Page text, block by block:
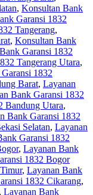
, Konsultan Bank
Garansi 1832
Tangerang,
, Konsultan Bank
Garansi 1832
Tangerang Utara,
1832
Barat, Layanan
Bank Garansi 1832
Bandung Utara,
Bank Garansi 1832
Selatan, Layanan
Garansi 1832
, Layanan Bank
1832 Bogor
, Layanan Bank
1832 Cikarang,
, Layanan Bank